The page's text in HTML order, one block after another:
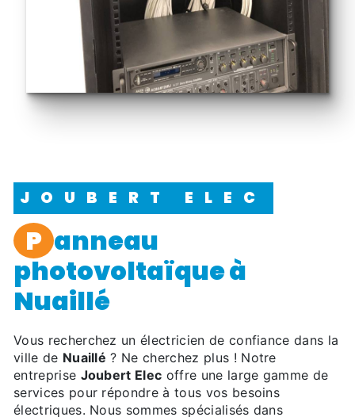
JOUBERT ELEC
panneau
photovoltaïque à
Nuaillé
Vous recherchez un électricien de confiance dans la
ville de Nuaillé ? Ne cherchez plus ! Notre
entreprise Joubert Elec offre une large gamme de
services pour répondre à tous vos besoins
électriques. Nous sommes spécialisés dans